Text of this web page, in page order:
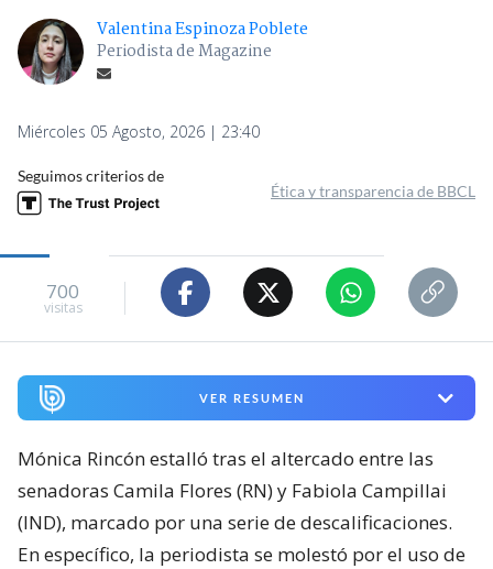
Valentina Espinoza Poblete
Periodista de Magazine
Miércoles 05 Agosto, 2026 | 23:40
Seguimos criterios de
Ética y transparencia de BBCL
700
visitas
VER RESUMEN
Mónica Rincón estalló tras el altercado entre las
senadoras Camila Flores (RN) y Fabiola Campillai
(IND), marcado por una serie de descalificaciones.
En específico, la periodista se molestó por el uso de